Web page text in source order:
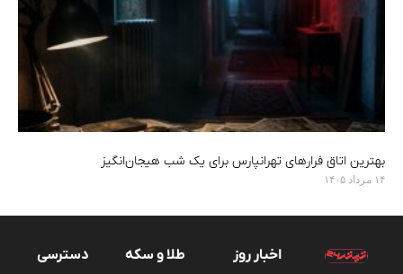
بهترین اتاق فرارهای تهرانپارس برای یک شب هیجان‌انگیز
۱۴ مرداد ۱۴۰۵
اخبار روز طلا و سکه
دسترسی